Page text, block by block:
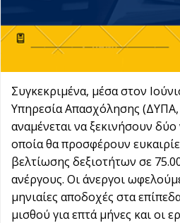
Συγκεκριμένα, μέσα στον
Υπηρεσία Απασχόλησης
αναμένεται να ξεκινήσουν
οποία θα προσφέρουν
βελτίωσης δεξιοτήτων σε
ανέργους. Οι άνεργοι
μηνιαίες αποδοχές στα
μισθού για επτά μήνες και οι